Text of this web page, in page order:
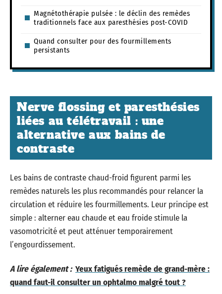
Magnétothérapie pulsée : le déclin des remèdes
traditionnels face aux paresthésies post-COVID
Quand consulter pour des fourmillements
persistants
Nerve flossing et paresthésies
liées au télétravail : une
alternative aux bains de
contraste
Les bains de contraste chaud-froid figurent parmi les
remèdes naturels les plus recommandés pour relancer la
circulation et réduire les fourmillements. Leur principe est
simple : alterner eau chaude et eau froide stimule la
vasomotricité et peut atténuer temporairement
l’engourdissement.
A lire également : Yeux fatigués remède de grand-mère :
quand faut-il consulter un ophtalmo malgré tout ?